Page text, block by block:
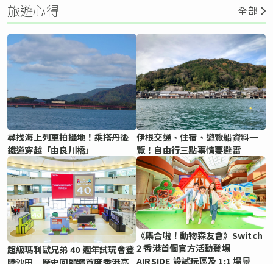
旅遊心得 全部
尋找海上列車拍攝地！乘搭丹後
鐵道穿越「由良川橋」
伊根交通、住宿、遊覽船資料一
覽！自由行三點事情要避雷
超級瑪利歐兄弟 40 週年試玩會登
《集合啦！動物森友會》Switch
2 香港首個官方活動登場
AIRSIDE 設試玩區及 1:1 場景